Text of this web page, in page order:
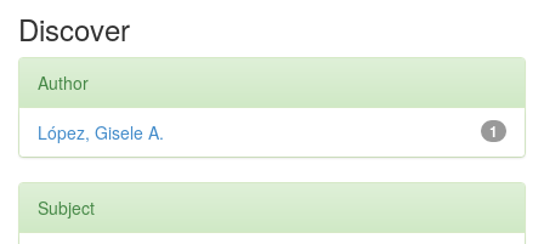
Discover
Author
1
López, Gisele A.
Subject